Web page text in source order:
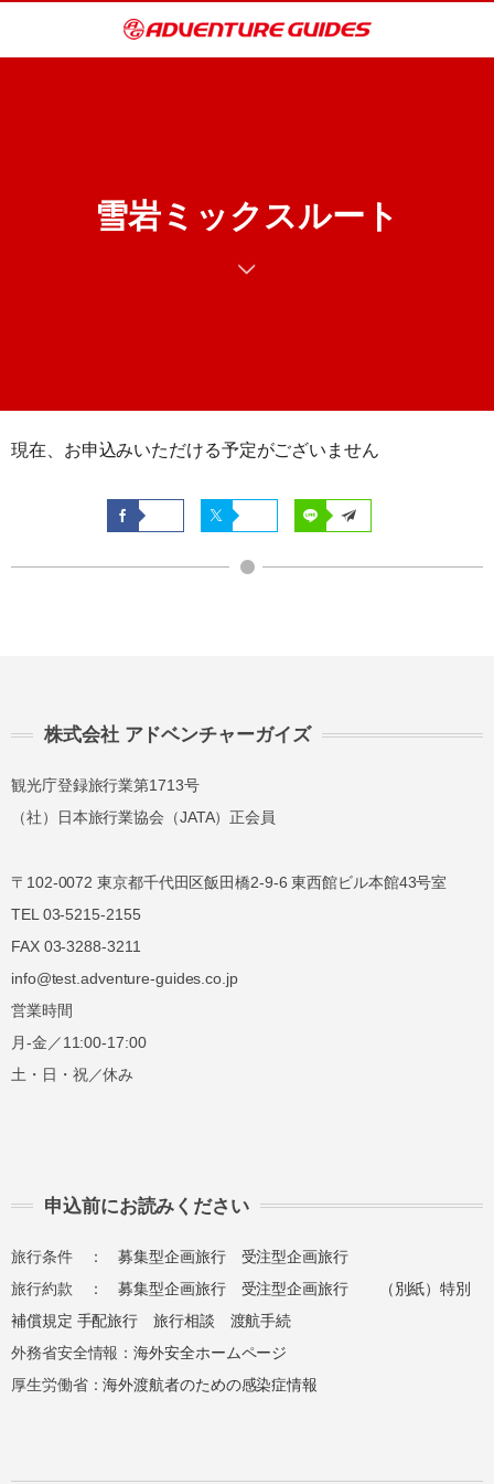
雪岩ミックスルート
現在、お申込みいただける予定がございません
株式会社 アドベンチャーガイズ
観光庁登録旅行業第1713号
（社）日本旅行業協会（JATA）正会員
〒102-0072 東京都千代田区飯田橋2-9-6 東西館ビル本館43号室
TEL 03-5215-2155
FAX 03-3288-3211
info@test.adventure-guides.co.jp
営業時間
月-金／11:00-17:00
土・日・祝／休み
申込前にお読みください
旅行条件 ：募集型企画旅行
受注型企画旅行
旅行約款 ：募集型企画旅行 受注型企画旅行
（別紙）特別
補償規定 手配旅行 旅行相談
渡航手続
外務省安全情報：海外安全ホームページ
厚生労働省：海外渡航者のための感染症情報